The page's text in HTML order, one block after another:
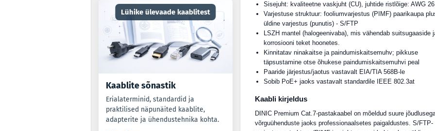
Sisejuht: kvaliteetne vaskjuht (CU), juhtide ristlõige: AWG 26
Varjestuse struktuur: fooliumvarjestus (PIMF) paarikaupa
üldine varjestus (punutis) - S/FTP
LSZH mantel (halogeenivaba), mis vähendab suitsugaaside
korrosiooni teket hoonetes.
Kinnitatav ninakaitse ja paindumiskaitsemuhv; pikkuse
täpsustamine otse õhukese paindumiskaitsemuhvi peal
Paaride järjestus/jaotus vastavalt EIA/TIA 568B-le
Sobib PoE+ jaoks vastavalt standardile IEEE 802.3at
Kaabli kirjeldus
DINIC Premium Cat.7-pastakaabel on mõeldud suure
võrguühenduste jaoks professionaalsetes paigaldustes. S/FTP-
Lühike ülevaade kaablitest
Kaablite sõnastik
Erialaterminid, standardid ja
praktilised näpunäited kaablite,
adapterite ja ühendustehnika kohta.